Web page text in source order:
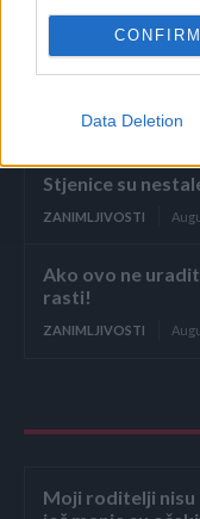
CONFIRM
Data Deletion
liječnički nalaz,
i jedno
ZANIMLJIVOSTI
Stjenice su
ZANIMLJIVOSTI
Ako ovo ne
rasti!
ZANIMLJIVOSTI
Moji roditelji